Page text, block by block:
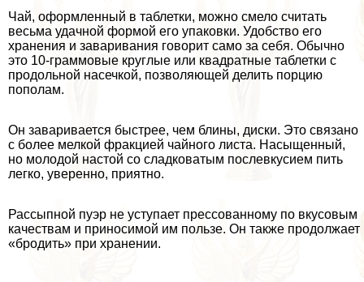
Чай, оформленный в таблетки, можно смело считать
весьма удачной формой его упаковки. Удобство его
хранения и заваривания говорит само за себя. Обычно
это 10-граммовые круглые или квадратные таблетки с
продольной насечкой, позволяющей делить порцию
пополам.
Он заваривается быстрее, чем блины, диски. Это связано
с более мелкой фpaкцией чайного листа. Насыщенный,
но молодой настой со сладковатым послевкусием пить
легко, уверенно, приятно.
Рассыпной пуэр не уступает прессованному по вкусовым
качествам и приносимой им пользе. Он также продолжает
«бродить» при хранении.